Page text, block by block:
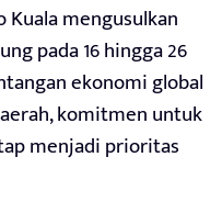
mengusulkan
pada 16 hingga 26
ekonomi global
komitmen untuk
menjadi prioritas